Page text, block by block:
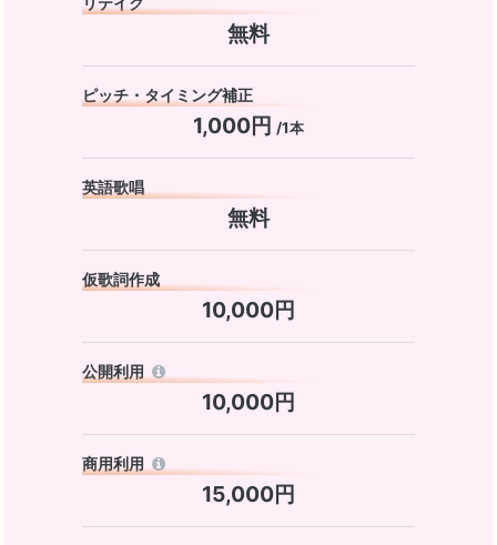
無料
ピッチ・タイミング補正
1,000円 /1本
英語歌唱
無料
仮歌詞作成
10,000円
公開利用
10,000円
商用利用
15,000円